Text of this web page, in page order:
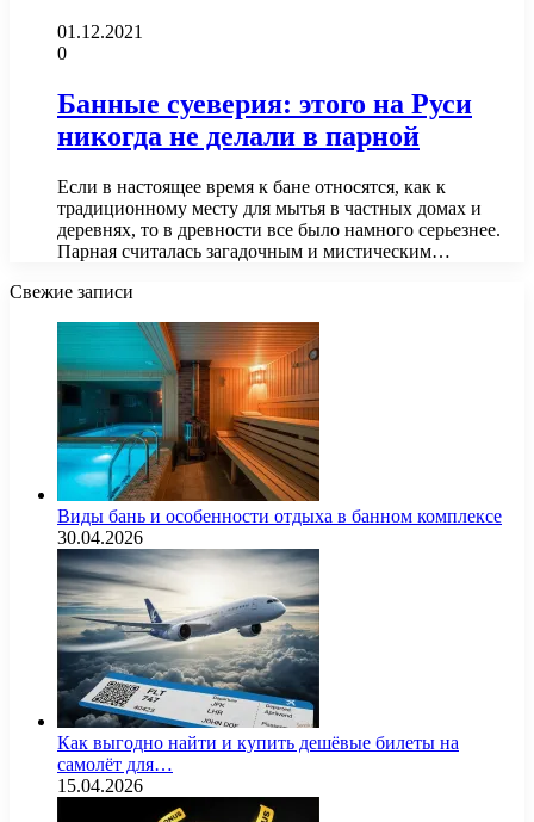
01.12.2021
0
Банные суеверия: этого на Руси
никогда не делали в парной
Если в настоящее время к бане относятся, как к
традиционному месту для мытья в частных домах и
деревнях, то в древности все было намного серьезнее.
Парная считалась загадочным и мистическим…
Свежие записи
Виды бань и особенности отдыха в банном комплексе
30.04.2026
Как выгодно найти и купить дешёвые билеты на
самолёт для…
15.04.2026